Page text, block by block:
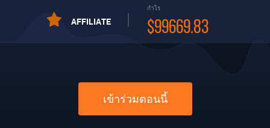
AFFILIATE
กำไร
$99669.83
เข้าร่วมตอนนี้